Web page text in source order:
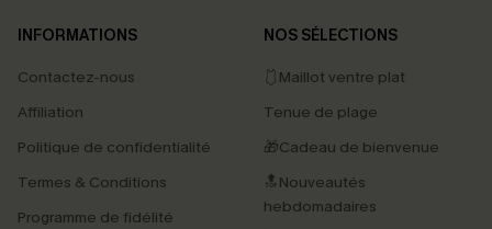
INFORMATIONS
Contactez-nous
Affiliation
Politique de confidentialité
Termes & Conditions
Programme de fidélité
NOS SÉLECTIONS
🩱Maillot ventre plat
Tenue de plage
🎁Cadeau de bienvenue
🔝Nouveautés
hebdomadaires